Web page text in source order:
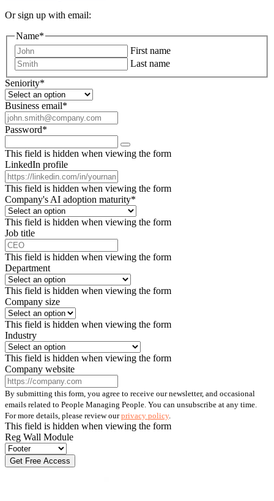
Or sign up with email:
Name*
First name
Last name
Seniority*
Business email*
Password*
This field is hidden when viewing the form
LinkedIn profile
This field is hidden when viewing the form
Company's AI adoption maturity*
This field is hidden when viewing the form
Job title
This field is hidden when viewing the form
Department
This field is hidden when viewing the form
Company size
This field is hidden when viewing the form
Industry
This field is hidden when viewing the form
Company website
By submitting this form, you agree to receive our newsletter, and occasional
emails related to People Managing People. You can unsubscribe at any time.
For more details, please review ourprivacy policy.
This field is hidden when viewing the form
Reg Wall Module